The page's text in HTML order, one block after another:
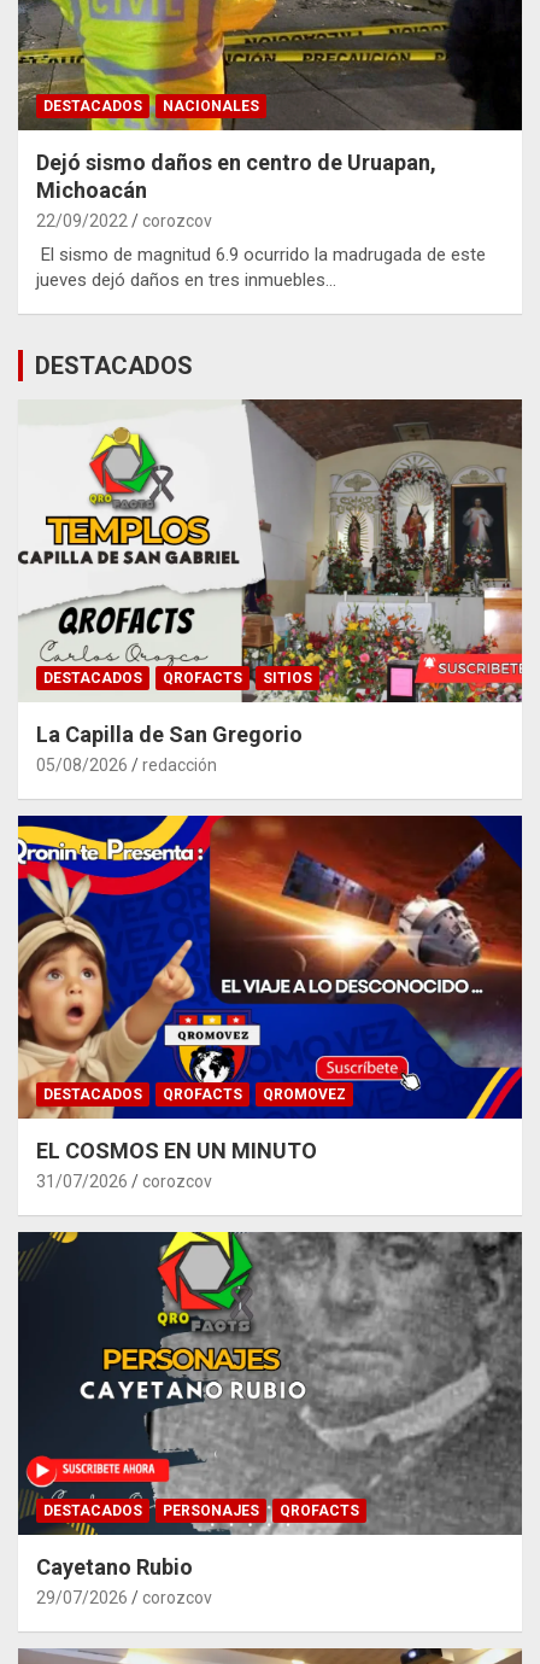
DESTACADOS NACIONALES
Dejó sismo daños en centro de Uruapan,
Michoacán
22/09/2022 corozcov
El sismo de magnitud 6.9 ocurrido la madrugada de este
jueves dejó daños en tres inmuebles…
DESTACADOS
DESTACADOS QROFACTS SITIOS
La Capilla de San Gregorio
05/08/2026 redacción
DESTACADOS QROFACTS QROMOVEZ
EL COSMOS EN UN MINUTO
31/07/2026 corozcov
DESTACADOS PERSONAJES QROFACTS
Cayetano Rubio
29/07/2026 corozcov